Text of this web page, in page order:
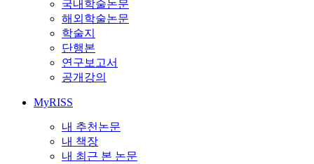
국내학술논문
해외학술논문
학술지
단행본
연구보고서
공개강의
MyRISS
내 추천논문
내 책장
내 최근 본 논문